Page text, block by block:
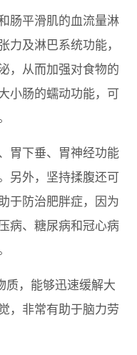
肠平滑肌的血流量淋
力及淋巴系统功能，
，从而加强对食物的
小肠的蠕动功能，可
胃下垂、胃神经功能
另外，坚持揉腹还可
于防治肥胖症，因为
病、糖尿病和冠心病
质，能够迅速缓解大
，非常有助于脑力劳